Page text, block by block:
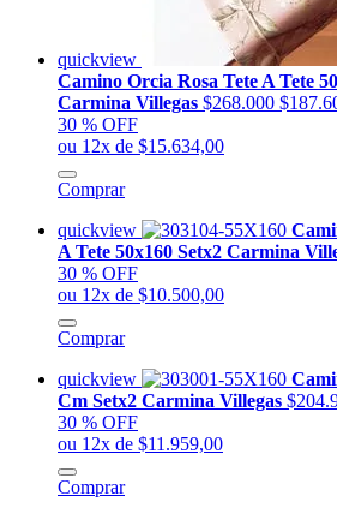
quickview
Camino Orcia Rosa Tete A Tete
Carmina Villegas $268.000
30 % OFF
ou 12x de $15.634,00
Comprar
quickview
A Tete 50x160 Setx2 Carmina
30 % OFF
ou 12x de $10.500,00
Comprar
quickview
Cm Setx2 Carmina Villegas
30 % OFF
ou 12x de $11.959,00
Comprar